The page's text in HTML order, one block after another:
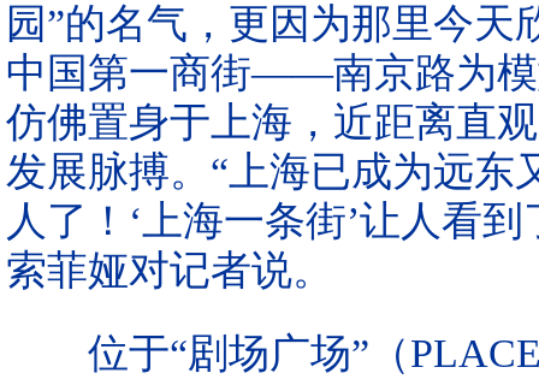
园”的名气，更因为那里今
中国第一商街——南京路为模
仿佛置身于上海，近距离直
发展脉搏。“上海已成为远东
人了！‘上海一条街’让人看
索菲娅对记者说。
位于“剧场广场”（PLACE